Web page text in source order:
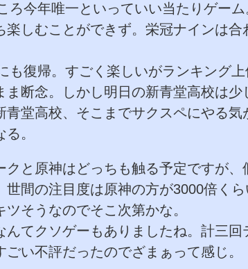
ろ今年唯一といっていい当たりゲー
楽しむことができず。栄冠ナインは
も復帰。すごく楽しいがランキング
ま断念。しかし明日の新青堂高校は少
青堂高校、そこまでサクスペにやる気
。
クと原神はどっちも触る予定ですが、
間の注目度は原神の方が3000倍くら
そうなのでそこ次第かな。
んてクソゲーもありましたね。計三回
い不評だったのでざまぁって感じ。